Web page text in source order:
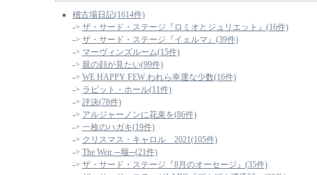
稽古場日記(1614件)
-> ザ・サード・ステージ『ロミオとジュリエット』(16件)
-> ザ・サード・ステージ『イェルマ』(39件)
-> マーヴィンズルーム(15件)
-> 親の顔が見たい(99件)
-> WE HAPPY FEW われら幸運な少数(16件)
-> ラビット・ホール(11件)
-> 評決(78件)
-> アルジャーノンに花束を(86件)
-> 一枚のハガキ(19件)
-> クリスマス・キャロル 2021(105件)
-> The Weir ─堰─(21件)
-> ザ・サード・ステージ『8月のオーセージ』(35件)